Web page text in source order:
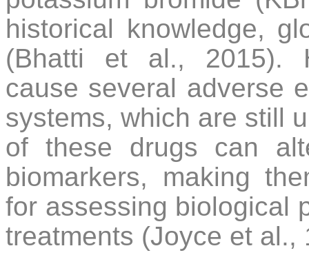
historical knowledge,
(Bhatti et al., 2015).
cause several adverse
systems, which are still
of these drugs can
biomarkers, making
for assessing biological
treatments (Joyce et al.,